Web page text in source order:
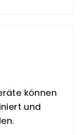
können
und